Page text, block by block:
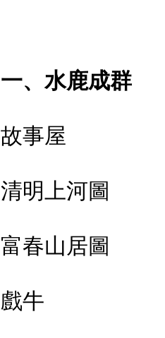
一、水鹿成群
故事屋
清明上河圖
富春山居圖
戲牛